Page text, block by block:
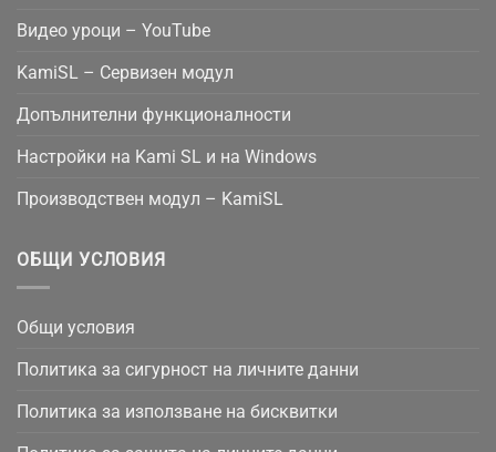
Видео уроци – YouTube
KamiSL – Сервизен модул
Допълнителни функционалности
Настройки на Kami SL и на Windows
Производствен модул – KamiSL
ОБЩИ УСЛОВИЯ
Общи условия
Политика за сигурност на личните данни
Политика за използване на бисквитки